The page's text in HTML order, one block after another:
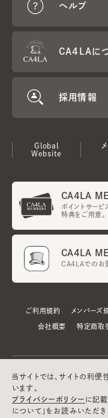
ヘルプ
CA4LAに
採用情報
Global
Website
CA4LA
ポイントサービ
特典をご用意。
CA4LA
CA4LAでのお
ご利用規約 メンバーズ
会社概要 特定商取
当サイトでは、サイトの利
います。
プライバシーポリシー に記
について」をお読みいただき